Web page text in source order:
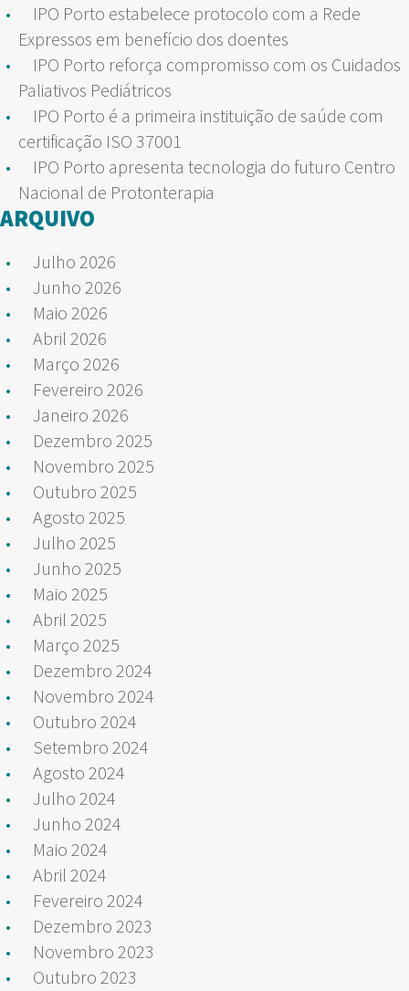
IPO Porto estabelece protocolo com a Rede
Expressos em benefício dos doentes
IPO Porto reforça compromisso com os Cuidados
Paliativos Pediátricos
IPO Porto é a primeira instituição de saúde com
certificação ISO 37001
IPO Porto apresenta tecnologia do futuro Centro
Nacional de Protonterapia
ARQUIVO
Julho 2026
Junho 2026
Maio 2026
Abril 2026
Março 2026
Fevereiro 2026
Janeiro 2026
Dezembro 2025
Novembro 2025
Outubro 2025
Agosto 2025
Julho 2025
Junho 2025
Maio 2025
Abril 2025
Março 2025
Dezembro 2024
Novembro 2024
Outubro 2024
Setembro 2024
Agosto 2024
Julho 2024
Junho 2024
Maio 2024
Abril 2024
Fevereiro 2024
Dezembro 2023
Novembro 2023
Outubro 2023